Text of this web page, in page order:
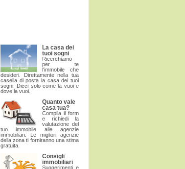
La casa dei
tuoi sogni
Ricerchiamo
per te
l'immobile che
desideri. Direttamente nella tua
casella di posta la casa dei tuoi
sogni. Dicci solo come la vuoi e
dove la vuoi.
Quanto vale
casa tua?
Compila il form
e richiedi la
valutazione del
tuo immobile alle agenzie
immobiliari. Le migliori agenzie
della zona ti forniranno una stima
gratuita.
Consigli
immobiliari
Suggerimenti e